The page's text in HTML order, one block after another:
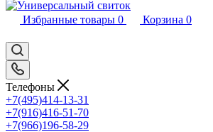
Избранные товары 0 Корзина 0
Телефоны
+7(495)414-13-31
+7(916)416-51-70
+7(966)196-58-29